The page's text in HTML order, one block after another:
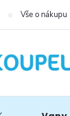
Vše o nákupu